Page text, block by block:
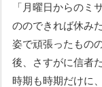
「月曜日からのミ
ののできれば休み
姿で頑張ったもの
後、さすがに信者
時期も時期だけに